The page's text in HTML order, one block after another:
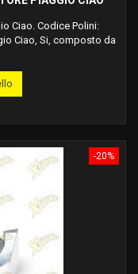
Ciao. Codice Polini:
Ciao, Si, composto da
kit Polini per Ciao: Kit
albero motore
Boxer. Kit revisione
-20%